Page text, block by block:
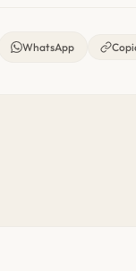
WhatsApp